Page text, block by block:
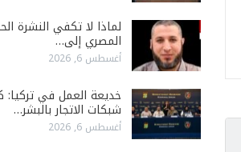
لماذا لا تكفي النشرة
المصري إلى…
أغسطس 6, 2026
خديعة العمل في
شبكات الاتجار بالبشر…
أغسطس 6, 2026